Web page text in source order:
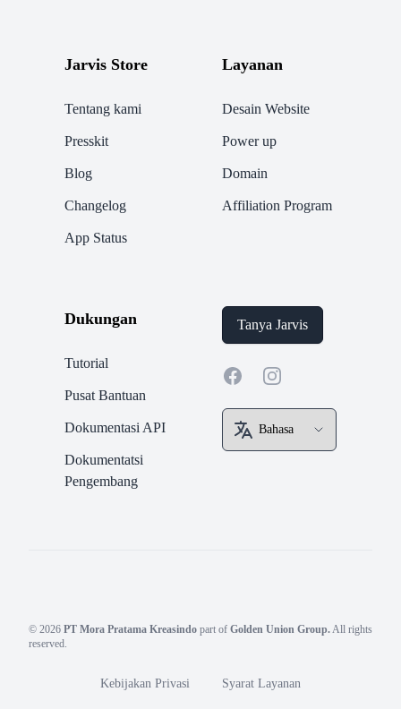
Jarvis Store
Tentang kami
Presskit
Blog
Changelog
App Status
Layanan
Desain Website
Power up
Domain
Affiliation Program
Dukungan
Tutorial
Pusat Bantuan
Dokumentasi API
Dokumentatsi
Pengembang
Tanya Jarvis
FacebookInstagram
© 2026 PT Mora Pratama Kreasindo part of Golden Union Group.All rights
reserved.
Kebijakan Privasi Syarat Layanan